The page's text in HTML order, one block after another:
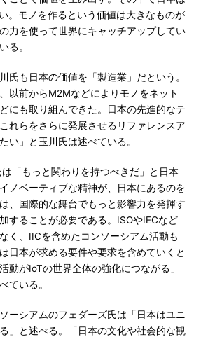
。モノを作るという価値は大きなものが
力を使って世界にキャッチアップしてい
る。
氏も日本の価値を「製造業」だという。
以前からM2Mなどによりモノをネット
にも取り組んできた。日本の先進的なテ
れらをさらに発展させるリファレンスア
い」と玉川氏は述べている。
「もっと関わりを持つべきだ」と日本
ノベーティブな精神が、日本にあるのを
、国際的な舞台でもっと影響力を発揮す
することが必要である。ISOやIECなど
く、IICを含めたコンソーシアム活動も
日本が求める要件や要求を含めていくと
動がIoTの世界全体の強化につながる」
ている。
ーシアムのフェダーズ氏は「日本はユニ
」と述べる。「日本の文化や社会的な観